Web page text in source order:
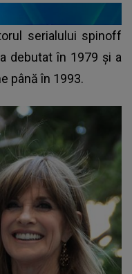
serialului spinoff
a debutat în 1979 şi a
până în 1993.